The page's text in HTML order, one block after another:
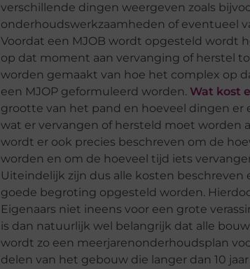
verschillende dingen weergeven zoals
onderhoudswerkzaamheden of eventueel
Voordat een MJOB wordt opgesteld wordt
op dat moment aan vervanging of herstel
worden gemaakt van hoe het complex op
een MJOP geformuleerd worden. Wat kost
grootte van het pand en hoeveel dingen
wat er vervangen of hersteld moet worden
wordt er ook precies beschreven om de
worden en om de hoeveel tijd iets
Uiteindelijk zijn dus alle kosten
goede begroting opgesteld worden.
Eigenaars niet ineens voor een grote
is dan natuurlijk wel belangrijk dat alle
wordt zo een meerjarenonderhoudsplan
delen van het gebouw die langer dan 10